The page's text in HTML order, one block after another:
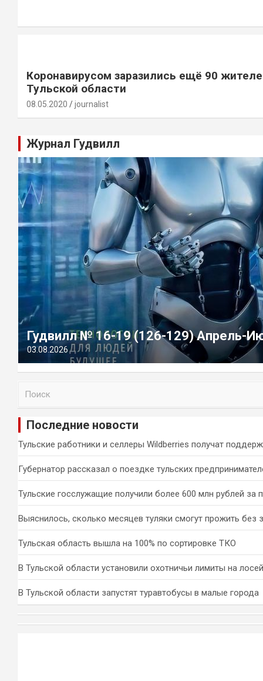
Коронавирусом заразились ещё 90
Тульской области
08.05.2020 journalist
Журнал Гудвилл
Гудвилл № 16-19 (126-129) Апрель-
03.08.2026
и
Последние новости
Тульские работники и селлеры Wildberries получат
Губернатор рассказал о поездке тульских
Тульские госслужащие получили более 600 млн рублей за
Выяснилось, сколько месяцев туляки смогут прожить без
Тульская область вышла на 100% по сортировке ТКО
В Тульской области установили охотничьи лимиты на
В Тульской области запустят туравтобусы в малые города